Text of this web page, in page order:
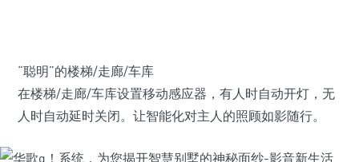
“聪明”的楼梯/走廊/车库
在楼梯/走廊/车库设置移动感应器，有人时自动开灯，无
人时自动延时关闭。让智能化对主人的照顾如影随行。